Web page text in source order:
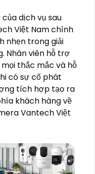
dịch vụ sau
Việt Nam chính
nhẹn trong giải
Nhân viên hỗ trợ
thắc mắc và hỗ
có sự cố phát
tích hợp tạo ra
khách hàng về
Vantech Việt